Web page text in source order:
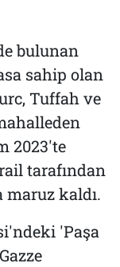
bulunan
sahip olan
Tuffah ve
2023'te
tarafından
maruz kaldı.
'Paşa